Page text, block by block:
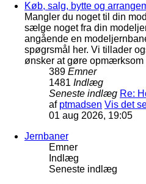
Køb, salg, bytte og
Mangler du noget til din
sælge noget fra din
angående en
spøgrsmål her. Vi tillader
ønsker at gøre opmærksom
389 Emner
1481 Indlæg
Seneste indlæg Re:
af ptmadsen Vis det
01 aug 2026, 19:05
Jernbaner
Emner
Indlæg
Seneste indlæg